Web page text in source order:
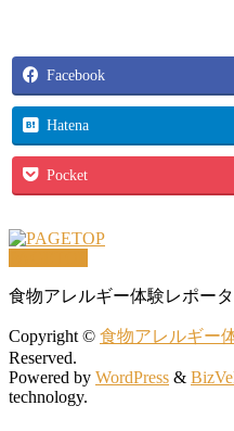
Facebook
Hatena
Pocket
食物アレルギー体験レポー
Copyright © 食物アレルギー
Reserved.
Powered by WordPress &
technology.